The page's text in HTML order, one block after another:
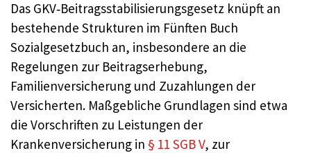
Das GKV‑Beitragsstabilisierungsgesetz knüpft an
bestehende Strukturen im Fünften Buch
Sozialgesetzbuch an, insbesondere an die
Regelungen zur Beitragserhebung,
Familienversicherung und Zuzahlungen der
Versicherten. Maßgebliche Grundlagen sind etwa
die Vorschriften zu Leistungen der
Krankenversicherung in § 11 SGB V, zur